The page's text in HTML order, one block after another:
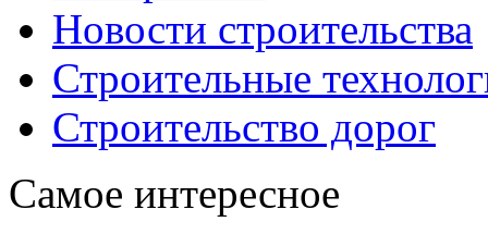
Новости строительства
Строительные
Строительство дорог
Самое интересное